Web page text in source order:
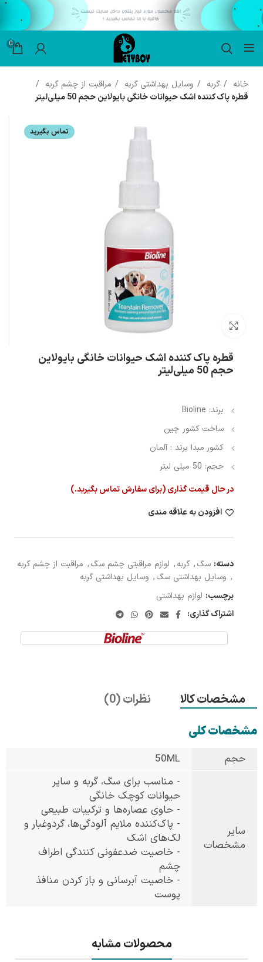
0
خانه گربه وسایل بهداشتی گربه
مراقبت از چشم گربه
قطره پاک کننده اشک حیوانات خانگی بایولاین حجم 50 میلی‌لیتر
تماس بگیرید
بزرگنمایی تصویر
قطره پاک کننده اشک حیوانات خانگی بایولاین
حجم 50 میلی‌لیتر
برند: Bioline
ساخت کشور چین
کشور مبدا برند : آلمان
حجم: 50 میلی لیتر
در حال قیمت گذاری (برای سفارش تماس بگیرید.)
افزودن به علاقه مندی
دسته: سگ, گربه, لوازم مراقبتی چشم سگ, مراقبت از چشم گربه
, وسایل بهداشتی سگ, وسایل بهداشتی گربه
برچسب: لوازم بهداشتی
اشتراک گذاری:
مشخصات کالا
نظرات (0)
مشخصات کلی
حجم 50ML
سایر
مشخصات
- مناسب برای سگ، گربه و سایر
حیوانات کوچک خانگی
- حاوی عصاره‌ها و ترکیبات طبیعی
- پاک‌کننده ملایم آلودگی‌ها، گردوغبار و
لک‌های اشک
- خاصیت ضدعفونی کنندگی اطراف
چشم
- خاصیت آبرسانی و باز کردن منافذ
پوست
محصولات مشابه